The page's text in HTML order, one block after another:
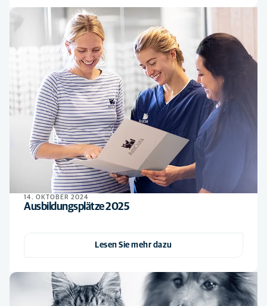
14. OKTOBER 2024
Ausbildungsplätze 2025
Lesen Sie mehr dazu